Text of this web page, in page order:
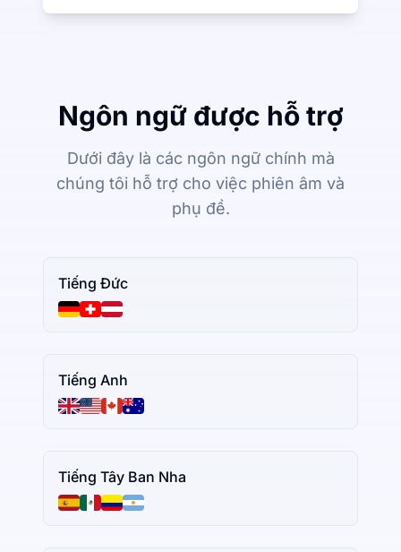
Ngôn ngữ được hỗ trợ
Dưới đây là các ngôn ngữ chính mà
chúng tôi hỗ trợ cho việc phiên âm và
phụ đề.
Tiếng Đức
Tiếng Anh
Tiếng Tây Ban Nha